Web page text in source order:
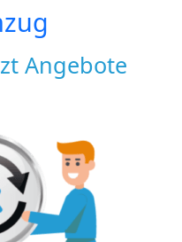
Angebote